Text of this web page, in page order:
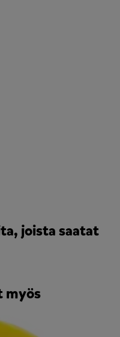
joista saatat
myös